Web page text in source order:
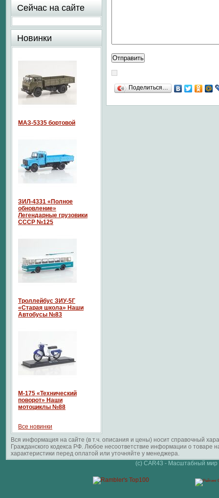
Поделиться…
Сейчас на сайте
Новинки
МАЗ-5335 бортовой
ЗИЛ-4331 «Полное
обновление»
Легендарные грузовики
СССР №125
Троллейбус ЗИУ-5Г
«Старая школа» Наши
Автобусы №83
М-175 «Технический
поворот» Наши
мотоциклы №88
Все новинки
Вся информация на сайте (в т.ч. описания и цены) носит справочный
Гражданского кодекса РФ. Любое несоответствие информации о
характеристики перед оплатой или уточняйте у менеджера.
(c) CAR43 - Масштабный мир